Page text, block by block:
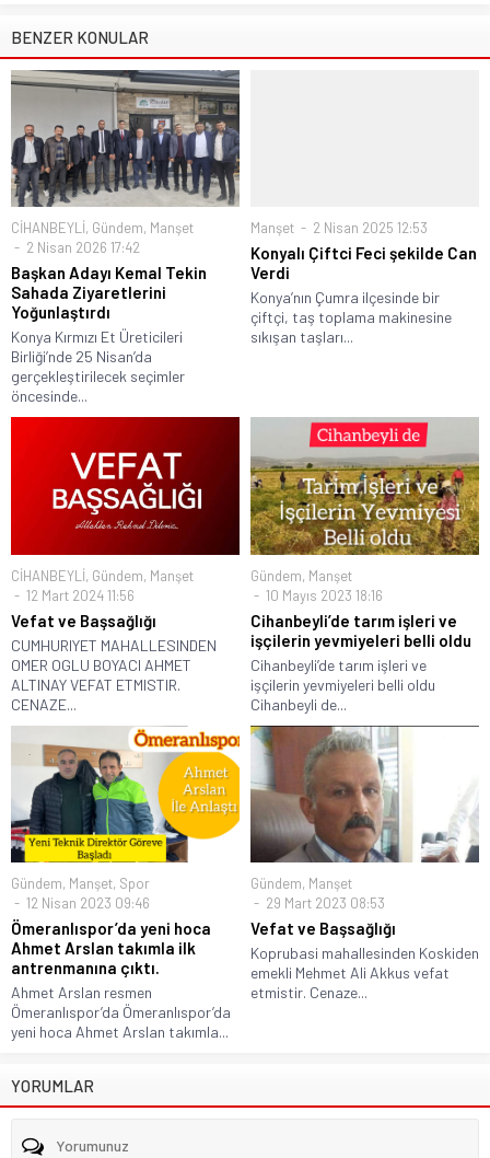
BENZER KONULAR
CİHANBEYLİ, Gündem, Manşet
2 Nisan 2026 17:42
Başkan Adayı Kemal Tekin
Sahada Ziyaretlerini
Yoğunlaştırdı
Konya Kırmızı Et Üreticileri
Birliği’nde 25 Nisan’da
gerçekleştirilecek seçimler
öncesinde...
Manşet 2 Nisan 2025 12:53
Konyalı Çiftci Feci şekilde Can
Verdi
Konya’nın Çumra ilçesinde bir
çiftçi, taş toplama makinesine
sıkışan taşları...
CİHANBEYLİ, Gündem, Manşet
12 Mart 2024 11:56
Vefat ve Başsağlığı
CUMHURIYET MAHALLESINDEN
OMER OGLU BOYACI AHMET
ALTINAY VEFAT ETMISTIR.
CENAZE...
Gündem, Manşet
10 Mayıs 2023 18:16
Cihanbeyli’de tarım işleri ve
işçilerin yevmiyeleri belli oldu
Cihanbeyli’de tarım işleri ve
işçilerin yevmiyeleri belli oldu
Cihanbeyli de...
Gündem, Manşet, Spor
12 Nisan 2023 09:46
Ömeranlıspor’da yeni hoca
Ahmet Arslan takımla ilk
antrenmanına çıktı.
Ahmet Arslan resmen
Ömeranlıspor’da Ömeranlıspor’da
yeni hoca Ahmet Arslan takımla...
Gündem, Manşet
29 Mart 2023 08:53
Vefat ve Başsağlığı
Koprubasi mahallesinden Koskiden
emekli Mehmet Ali Akkus vefat
etmistir. Cenaze...
YORUMLAR